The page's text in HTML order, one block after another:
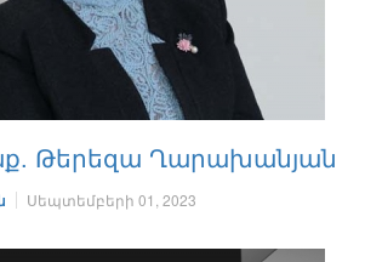
Թերեզա Ղարախանյան
Սեպտեմբերի 01, 2023